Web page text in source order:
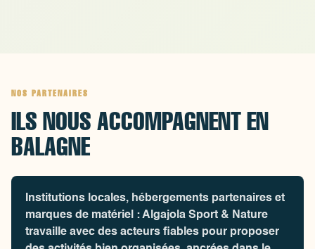
NOS PARTENAIRES
ILS NOUS ACCOMPAGNENT EN
BALAGNE
Institutions locales, hébergements partenaires et
marques de matériel : Algajola Sport & Nature
travaille avec des acteurs fiables pour proposer